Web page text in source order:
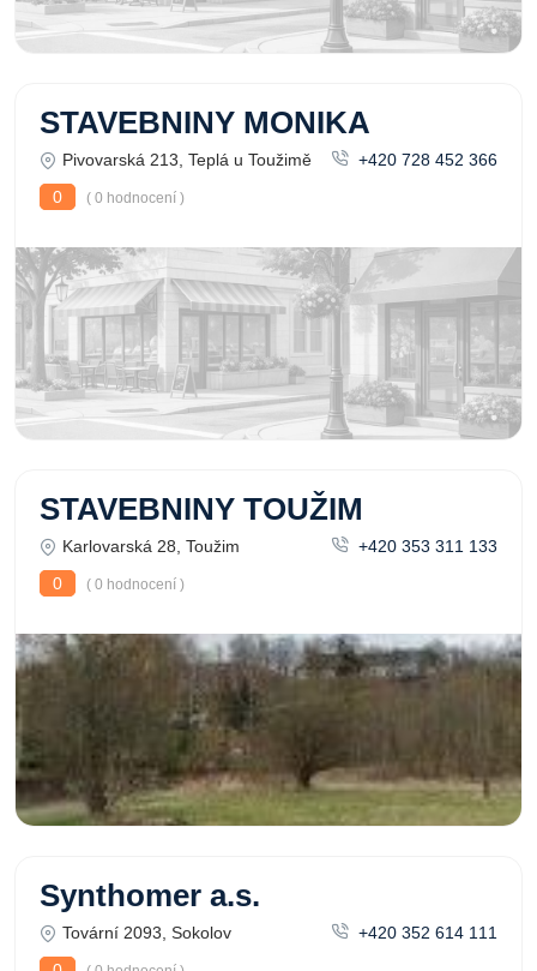
STAVEBNINY MONIKA
Pivovarská 213, Teplá u Toužimě
+420 728 452 366
0
( 0 hodnocení )
STAVEBNINY TOUŽIM
Karlovarská 28, Toužim
+420 353 311 133
0
( 0 hodnocení )
Synthomer a.s.
Tovární 2093, Sokolov
+420 352 614 111